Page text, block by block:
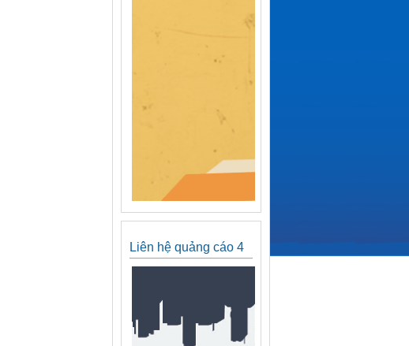
Liên hệ quảng cáo 4